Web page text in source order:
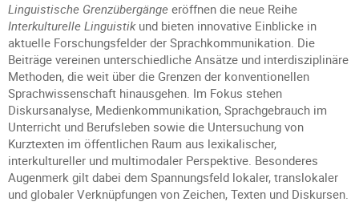
Linguistische Grenzübergänge eröffnen die neue Reihe
Interkulturelle Linguistik und bieten innovative Einblicke in
aktuelle Forschungsfelder der Sprachkommunikation. Die
Beiträge vereinen unterschiedliche Ansätze und interdisziplinäre
Methoden, die weit über die Grenzen der konventionellen
Sprachwissenschaft hinausgehen. Im Fokus stehen
Diskursanalyse, Medienkommunikation, Sprachgebrauch im
Unterricht und Berufsleben sowie die Untersuchung von
Kurztexten im öffentlichen Raum aus lexikalischer,
interkultureller und multimodaler Perspektive. Besonderes
Augenmerk gilt dabei dem Spannungsfeld lokaler, translokaler
und globaler Verknüpfungen von Zeichen, Texten und Diskursen.